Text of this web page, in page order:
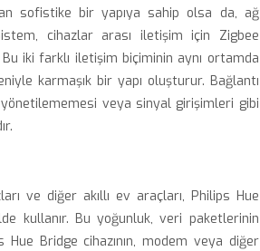
sofistike bir yapıya sahip olsa da, ağ
cihazlar arası iletişim için Zigbee
Bu iki farklı iletişim biçiminin aynı ortamda
karmaşık bir yapı oluşturur. Bağlantı
veya sinyal girişimleri gibi
ve diğer akıllı ev araçları, Philips Hue
kullanır. Bu yoğunluk, veri paketlerinin
Bridge cihazının, modem veya diğer